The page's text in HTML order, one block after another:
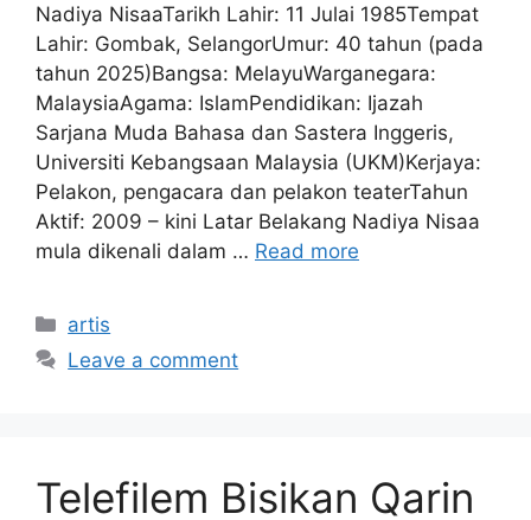
Nadiya NisaaTarikh Lahir: 11 Julai 1985Tempat
Lahir: Gombak, SelangorUmur: 40 tahun (pada
tahun 2025)Bangsa: MelayuWarganegara:
MalaysiaAgama: IslamPendidikan: Ijazah
Sarjana Muda Bahasa dan Sastera Inggeris,
Universiti Kebangsaan Malaysia (UKM)Kerjaya:
Pelakon, pengacara dan pelakon teaterTahun
Aktif: 2009 – kini Latar Belakang Nadiya Nisaa
mula dikenali dalam … Read more
Categories
artis
Leave a comment
Telefilem Bisikan Qarin